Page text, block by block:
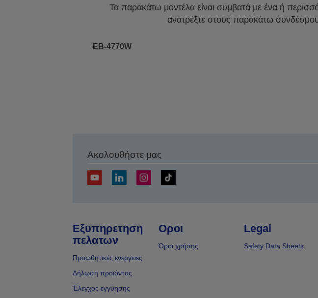
Τα παρακάτω μοντέλα είναι συμβατά με ένα ή
ανατρέξτε στους παρακάτω
EB-4770W
Ακολουθήστε μας
Εξυπηρετηση
πελατων
Προωθητικές ενέργειες
Δήλωση προϊόντος
Έλεγχος εγγύησης
Οροι
Όροι χρήσης
Legal
Safety Data Sheets